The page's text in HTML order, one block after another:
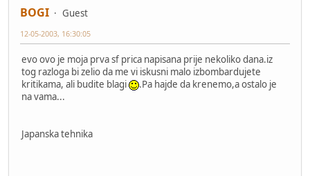
BOGI Guest
12-05-2003, 16:30:05
evo ovo je moja prva sf prica napisana prije nekoliko dana.iz
tog razloga bi zelio da me vi iskusni malo izbombardujete
kritikama, ali budite blagi
.Pa hajde da krenemo,a ostalo je
na vama...
Japanska tehnika